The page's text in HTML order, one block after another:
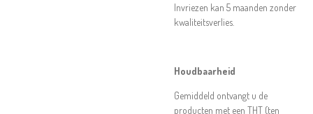
Invriezen kan 5 maanden zonder
kwaliteitsverlies.
Houdbaarheid
Gemiddeld ontvangt u de
producten met een THT (ten